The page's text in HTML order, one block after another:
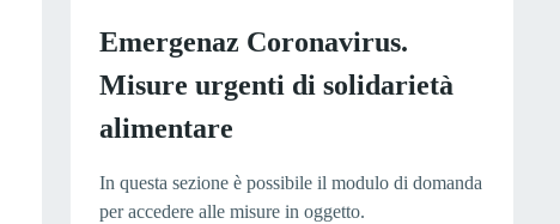
Emergenaz Coronavirus.
Misure urgenti di solidarietà
alimentare
In questa sezione è possibile il modulo di domanda
per accedere alle misure in oggetto.